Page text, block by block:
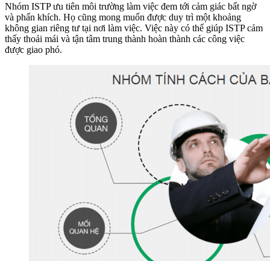
Nhóm ISTP ưu tiên môi trường làm việc đem tới cảm giác bất ngờ
và phấn khích. Họ cũng mong muốn được duy trì một khoảng
không gian riêng tư tại nơi làm việc. Việc này có thể giúp ISTP cảm
thấy thoải mái và tận tâm trung thành hoàn thành các công việc
được giao phó.